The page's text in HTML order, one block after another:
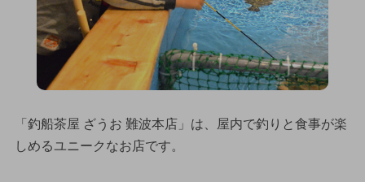
「釣船茶屋 ざうお 難波本店」は、屋内で釣りと食事が楽
しめるユニークなお店です。